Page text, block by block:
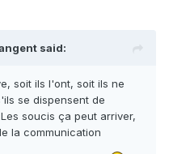
said:
soit ils l'ont, soit ils ne
se dispensent de
soucis ça peut arriver,
la communication